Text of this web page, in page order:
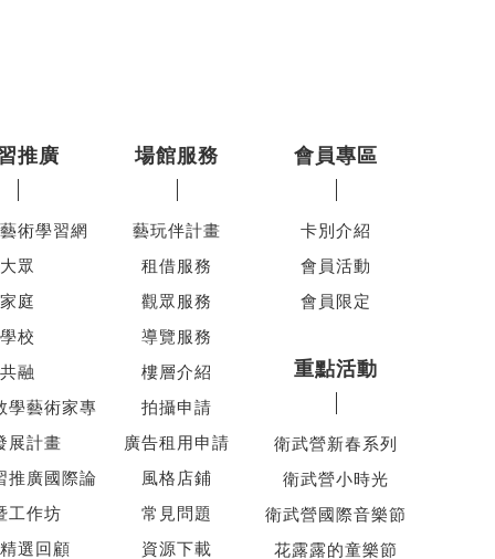
推廣
術學習網
大眾
家庭
學校
共融
學藝術家專
展計畫
推廣國際論
工作坊
選回顧
場館服務
藝玩伴計畫
租借服務
觀眾服務
導覽服務
樓層介紹
拍攝申請
廣告租用申請
風格店鋪
常見問題
資源下載
會員專區
卡別介紹
會員活動
會員限定
重點活動
衛武營新春系列
衛武營小時光
衛武營國際音樂節
花露露的童樂節